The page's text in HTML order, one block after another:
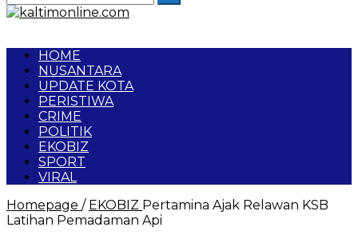
HOME
NUSANTARA
UPDATE KOTA
PERISTIWA
CRIME
POLITIK
EKOBIZ
SPORT
VIRAL
Homepage / EKOBIZ Pertamina Ajak Relawan KSB
Latihan Pemadaman Api